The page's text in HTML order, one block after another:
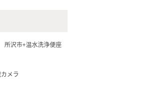
所沢市+温水洗浄便座
メラ